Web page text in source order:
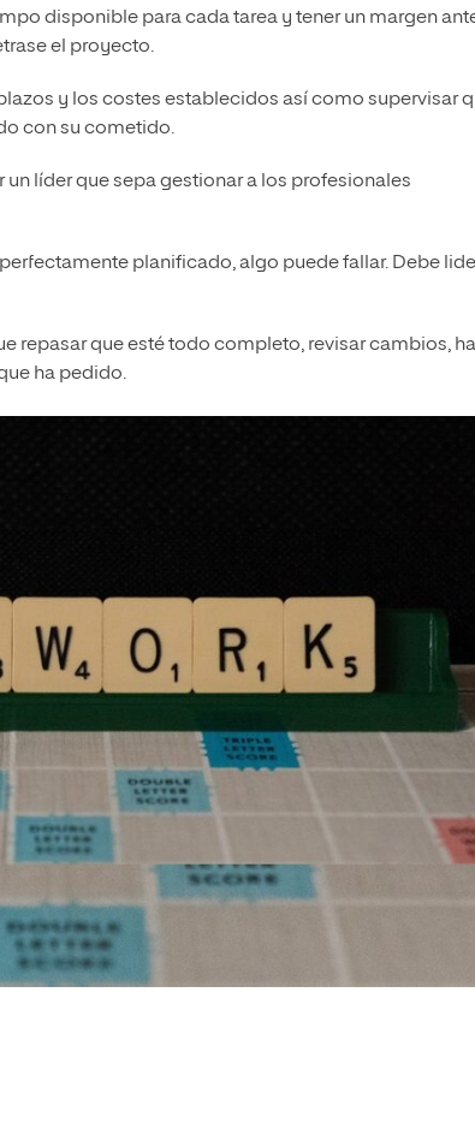
disponible para cada tarea y tener un margen
el proyecto.
y los costes establecidos así como supervisar
con su cometido.
un líder que sepa gestionar a los profesionales
planificado, algo puede fallar. Debe
repasar que esté todo completo, revisar cambios,
ha pedido.